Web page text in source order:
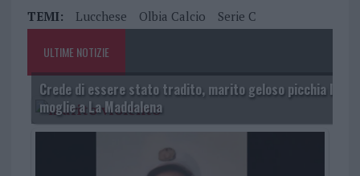
TEMI: Lucchese Olbia Calcio Serie C
ULTIME NOTIZIE
Crede di essere stato tradito, marito geloso picchia la
moglie a La Maddalena